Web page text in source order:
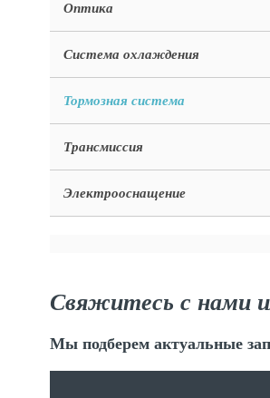
Оптика
Система охлаждения
Тормозная система
Трансмиссия
Электрооснащение
Свяжитесь с нами
Мы подберем актуальные